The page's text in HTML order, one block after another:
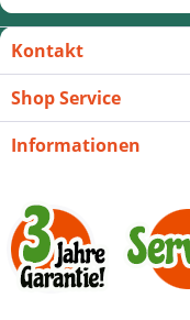
Kontakt
Shop Service
Informationen